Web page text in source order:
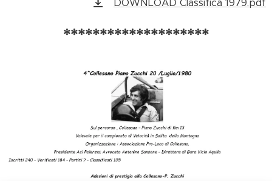
********************